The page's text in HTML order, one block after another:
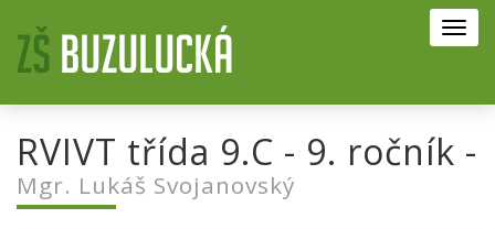
RVIVT třída 9.C - 9. ročník -
Mgr. Lukáš Svojanovský